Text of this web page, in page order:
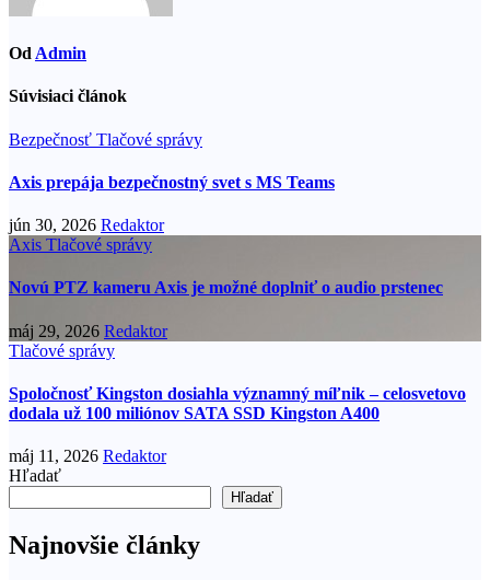
Od Admin
Súvisiaci článok
Bezpečnosť Tlačové správy
Axis prepája bezpečnostný svet s MS Teams
jún 30, 2026 Redaktor
Axis Tlačové správy
Novú PTZ kameru Axis je možné doplniť o audio prstenec
máj 29, 2026 Redaktor
Tlačové správy
Spoločnosť Kingston dosiahla významný míľnik – celosvetovo
dodala už 100 miliónov SATA SSD Kingston A400
máj 11, 2026 Redaktor
Hľadať
Hľadať
Najnovšie články